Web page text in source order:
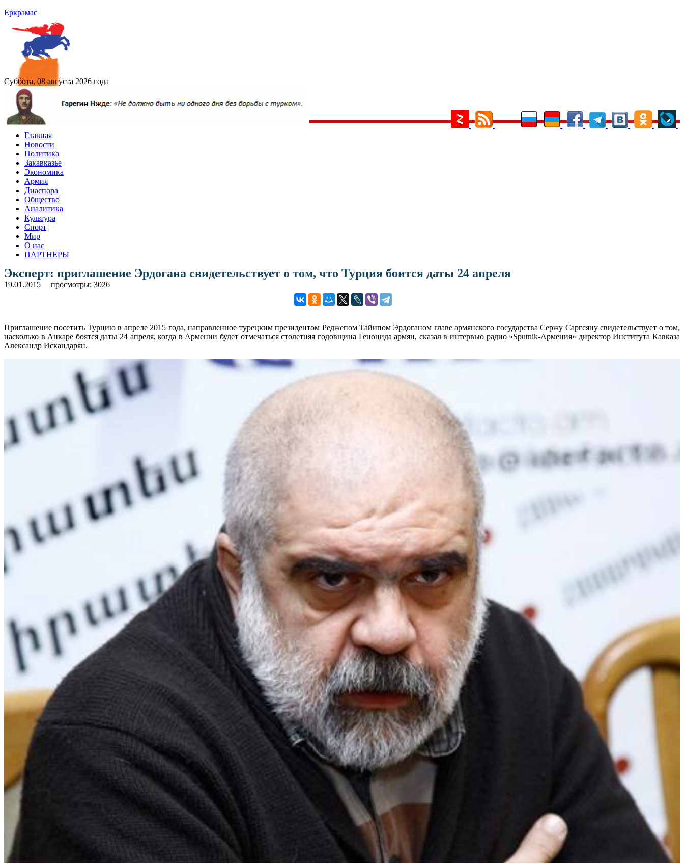
Еркрамас
Суббота, 08 августа 2026 года
Главная
Новости
Политика
Закавказье
Экономика
Армия
Диаспора
Общество
Аналитика
Культура
Спорт
Мир
О нас
ПАРТНЕРЫ
Эксперт: приглашение Эрдогана свидетельствует о том, что Турция боится даты 24 апреля
19.01.2015 просмотры: 3026
Приглашение посетить Турцию в апреле 2015 года, направленное турецким президентом Реджепом Тайипом Эрдоганом главе армянского государства Сержу Саргсяну свидетельствует о том,
насколько в Анкаре боятся даты 24 апреля, когда в Армении будет отмечаться столетняя годовщина Геноцида армян, сказал в интервью радио «Sputnik-Армения» директор Института Кавказа
Александр Искандарян.